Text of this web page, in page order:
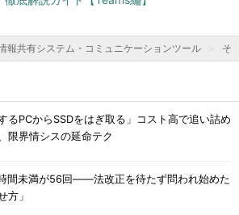
報共有システム・コミュニケーションツール そ
るPCからSSDをはぎ取る」コスト高で追い詰め
限界情シスの延命テク
間未満が56回――法改正を待たず問われ始めた
方」